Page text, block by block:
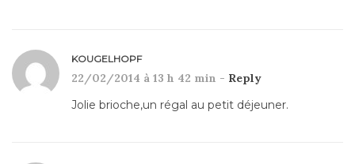
KOUGELHOPF
22/02/2014 à 13 h 42 min - Reply
Jolie brioche,un régal au petit déjeuner.